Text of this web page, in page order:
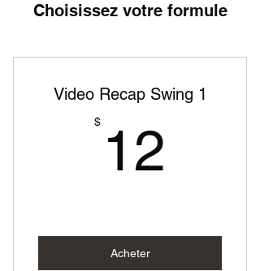
Choisissez votre formule
Video Recap Swing 1
$ 12
Acheter